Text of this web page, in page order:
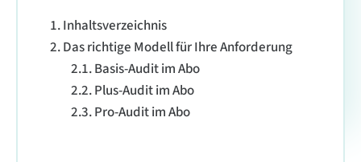
Inhaltsverzeichnis
Das richtige Modell für Ihre Anforderung
Basis-Audit im Abo
Plus-Audit im Abo
Pro-Audit im Abo